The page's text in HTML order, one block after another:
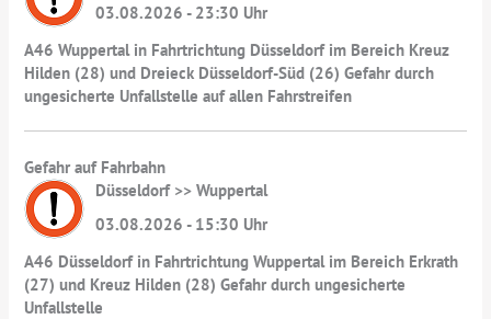
03.08.2026 - 23:30 Uhr
A46 Wuppertal in Fahrtrichtung Düsseldorf im Bereich Kreuz
Hilden (28) und Dreieck Düsseldorf-Süd (26) Gefahr durch
ungesicherte Unfallstelle auf allen Fahrstreifen
Gefahr auf Fahrbahn
Düsseldorf >> Wuppertal
03.08.2026 - 15:30 Uhr
A46 Düsseldorf in Fahrtrichtung Wuppertal im Bereich Erkrath
(27) und Kreuz Hilden (28) Gefahr durch ungesicherte
Unfallstelle